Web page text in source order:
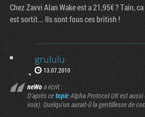
Chez Zavvi Alan Wake est a 21,95€ ? Tain,
est sortit... Ils sont fous ces british !
grululu
13.07.2010
neWoa écrit :
D'après cetopicAlpha Protocol UK est
voix). Quelqu'un aurait-il la gentillesse de